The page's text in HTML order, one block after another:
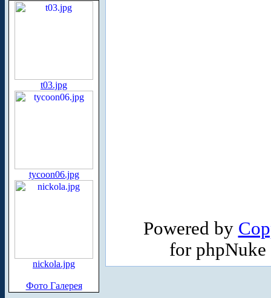
t03.jpg
tycoon06.jpg
nickola.jpg
Фото Галерея
Powered by
for